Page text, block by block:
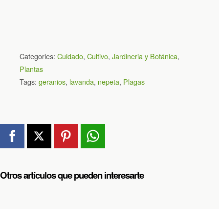
Categories: Cuidado, Cultivo, Jardineria y Botánica,
Plantas
Tags: geranios, lavanda, nepeta, Plagas
Otros artículos que pueden interesarte